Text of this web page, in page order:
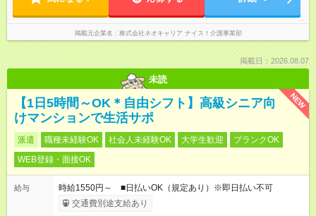
掲載元企業名 株式会社ネオキャリア ナイス！介護事業部
掲載日：2026.08.07
未読
NEW
【1日5時間～OK＊自由シフト】高級シニア向
けマンションで生活サポ
派遣 職種未経験OK 社会人未経験OK 大学生歓迎
ブランクOK
WEB登録・面接OK
給与
時給1550円～ ■日払いOK（規定あり）※即日払い不可
交通費別途支給あり